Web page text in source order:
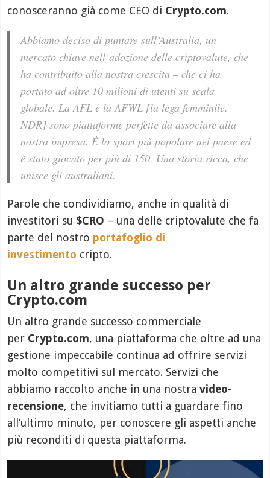
conosceranno già come CEO di Crypto.com.
Abbiamo deciso di puntare sull’Australia, un
mercato chiave nell’adozione delle criptovalute, che
ha contribuito alla nostra crescita – che ci ha
portato ad oltre 10 milioni di utenti su scala
globale. La AFL e la AFWL [la lega femminile,
NDR] sono piattaforme perfette da associare alla
nostra impresa. È lo sport più popolare nel paese ed
è stato giocato per più di 150. Una storia ricca, che
unisce gli australiani.
Parole che condividiamo, anche in qualità di
investitori su $CRO – una delle criptovalute che fa
parte del nostro portafoglio di
investimento cripto.
Un altro grande successo per
Crypto.com
Un altro grande successo commerciale
per Crypto.com, una piattaforma che oltre ad una
gestione impeccabile continua ad offrire servizi
molto competitivi sul mercato. Servizi che
abbiamo raccolto anche in una nostravideo-
recensione, che invitiamo tutti a guardare fino
all’ultimo minuto, per conoscere gli aspetti anche
più reconditi di questa piattaforma.